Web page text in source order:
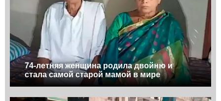
74-летняя женщина родила двойню и
стала самой старой мамой в мире